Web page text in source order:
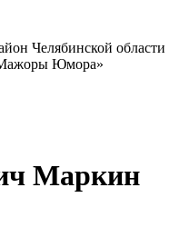
Челябинской области
Юмора»
Маркин